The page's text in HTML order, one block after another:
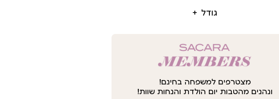
גודל
מצטרפים למשפחה בחינם!
ונהנים מהטבות יום הולדת והנחות שוות!